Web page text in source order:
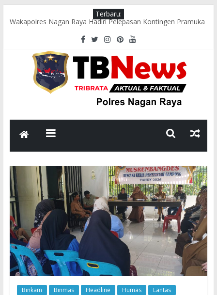
Terbaru:
Wakapolres Nagan Raya Hadiri Pelepasan Kontingen Pramuka
Menuju Cibubur di Pendopo Bupati
Polsek Seunagan Timur Gelar Pengaturan Lalu Lintas Pagi di
Lokasi Rawan Kecelakaan dan Kemacetan
Polsek Tadu Raya Sambangi Dapur MBG, Pastikan Kebersihan
dan Kelayakan Pengolahan Makanan
sambut HUT ke-81 RI, Bhabinkamtibmas Polsek Seunagan
Ajak Warga Kibarkan Bendera Merah Putih
Polsek Kuala Polres Nagan Raya Gelar Patroli dan Sosialisasi
Pencegahan Karhutla
Binkam Binmas Headline Humas
Lantas